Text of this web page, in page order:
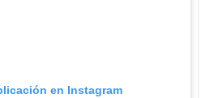
en Instagram